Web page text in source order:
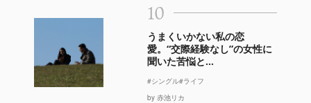
10
うまくいかない私の恋
愛。“交際経験なし”の女性に
聞いた苦悩と...
#シングル#ライフ
by 赤池リカ